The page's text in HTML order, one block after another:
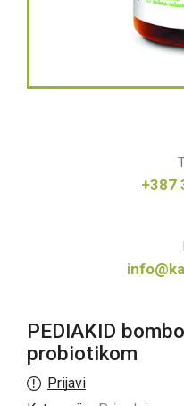
+387
PEDIAKID
probiotikom
Prijavi